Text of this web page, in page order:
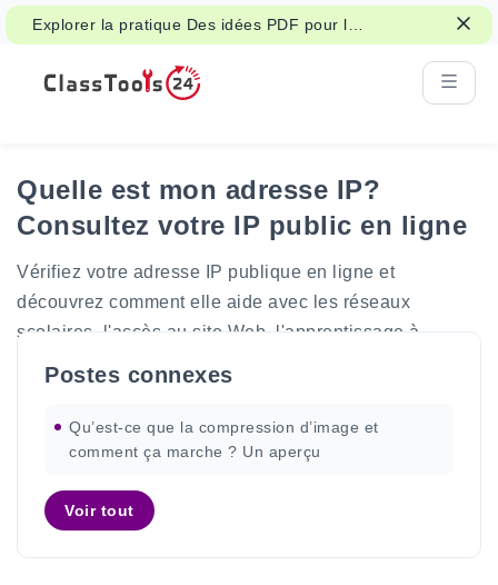
Explorer la pratique Des idées PDF pour la
lecture en classe, les documents et le
travail des étudiants.
Quelle est mon adresse IP?
Consultez votre IP public en ligne
Vérifiez votre adresse IP publique en ligne et
découvrez comment elle aide avec les réseaux
scolaires, l'accès au site Web, l'apprentissage à
Recherchez votre IP 216.73.216.145?
Postes connexes
Qu’est-ce que la compression d’image et
comment ça marche ? Un aperçu
Voir tout